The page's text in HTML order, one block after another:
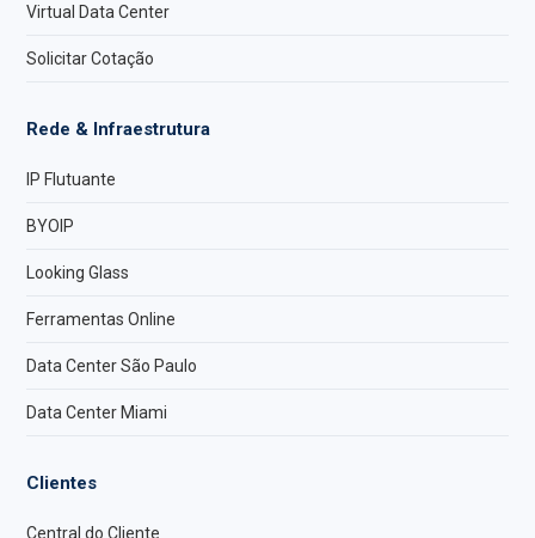
Virtual Data Center
Solicitar Cotação
Rede & Infraestrutura
IP Flutuante
BYOIP
Looking Glass
Ferramentas Online
Data Center São Paulo
Data Center Miami
Clientes
Central do Cliente